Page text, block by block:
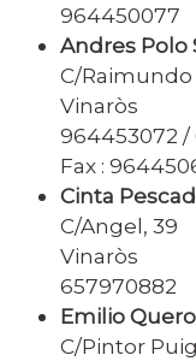
964450077
Andres Polo
C/Raimundo
Vinaròs
964453072 /
Fax :
Cinta
C/Angel, 39
Vinaròs
657970882
Emilio
C/Pintor